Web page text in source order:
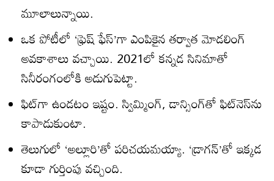
మూలాలున్నాయి.
ఒక పోటీలో ‘ఫ్రెష్‌ ఫేస్‌’గా ఎంపికైన తర్వాత మోడలింగ్‌
అవకాశాలు వచ్చాయి. 2021లో కన్నడ సినిమాతో
సినీరంగంలోకి అడుగుపెట్టా.
ఫిట్‌గా ఉండటం ఇష్టం. స్విమ్మింగ్‌, డాన్సింగ్‌తో ఫిట్‌నెస్‌ను
కాపాడుకుంటా.
తెలుగులో ‘అల్లూరి’తో పరిచయమయ్యా. ‘డ్రాగన్‌’తో ఇక్కడ
కూడా గుర్తింపు వచ్చింది.